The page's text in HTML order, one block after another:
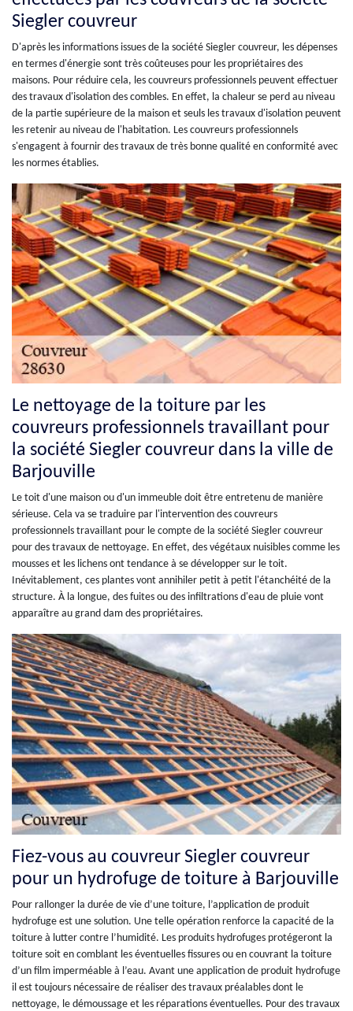
Siegler couvreur
D'après les informations issues de la société Siegler couvreur, les dépenses
en termes d'énergie sont très coûteuses pour les propriétaires des
maisons. Pour réduire cela, les couvreurs professionnels peuvent effectuer
des travaux d'isolation des combles. En effet, la chaleur se perd au niveau
de la partie supérieure de la maison et seuls les travaux d'isolation peuvent
les retenir au niveau de l'habitation. Les couvreurs professionnels
s'engagent à fournir des travaux de très bonne qualité en conformité avec
les normes établies.
Le nettoyage de la toiture par les
couvreurs professionnels travaillant pour
la société Siegler couvreur dans la ville de
Barjouville
Le toit d'une maison ou d'un immeuble doit être entretenu de manière
sérieuse. Cela va se traduire par l'intervention des couvreurs
professionnels travaillant pour le compte de la société Siegler couvreur
pour des travaux de nettoyage. En effet, des végétaux nuisibles comme les
mousses et les lichens ont tendance à se développer sur le toit.
Inévitablement, ces plantes vont annihiler petit à petit l'étanchéité de la
structure. À la longue, des fuites ou des infiltrations d'eau de pluie vont
apparaître au grand dam des propriétaires.
Fiez-vous au couvreur Siegler couvreur
pour un hydrofuge de toiture à Barjouville
Pour rallonger la durée de vie d’une toiture, l’application de produit
hydrofuge est une solution. Une telle opération renforce la capacité de la
toiture à lutter contre l’humidité. Les produits hydrofuges protégeront la
toiture soit en comblant les éventuelles fissures ou en couvrant la toiture
d’un film imperméable à l’eau. Avant une application de produit hydrofuge
il est toujours nécessaire de réaliser des travaux préalables dont le
nettoyage, le démoussage et les réparations éventuelles. Pour des travaux